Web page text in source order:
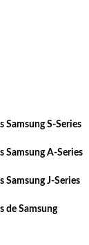
Samsung S-Series
Samsung A-Series
Samsung J-Series
de Samsung